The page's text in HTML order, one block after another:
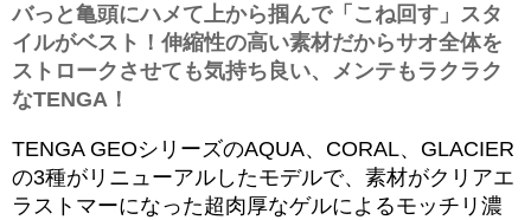
バっと亀頭にハメて上から掴んで「こね回す」スタ
イルがベスト！伸縮性の高い素材だからサオ全体を
ストロークさせても気持ち良い、メンテもラクラク
なTENGA！
TENGA GEOシリーズのAQUA、CORAL、GLACIER
の3種がリニューアルしたモデルで、素材がクリアエ
ラストマーになった超肉厚なゲルによるモッチリ濃